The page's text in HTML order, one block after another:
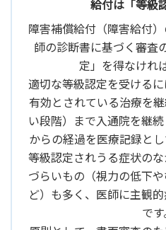
給付は「等級
障害補償給付（障害給付
師の診断書に基づく審査
定」を得なけれ
適切な等級認定を受ける
有効とされている治療を
い段階）まで入通院を継
からの経過を医療記録と
等級認定されうる症状の
づらいもの（視力の低下
ど）も多く、医師に主観
です